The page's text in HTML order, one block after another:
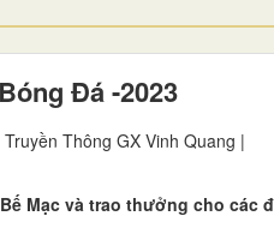
Đá -2023
Truyền Thông GX Vinh Quang |
Mạc và trao thưởng cho các